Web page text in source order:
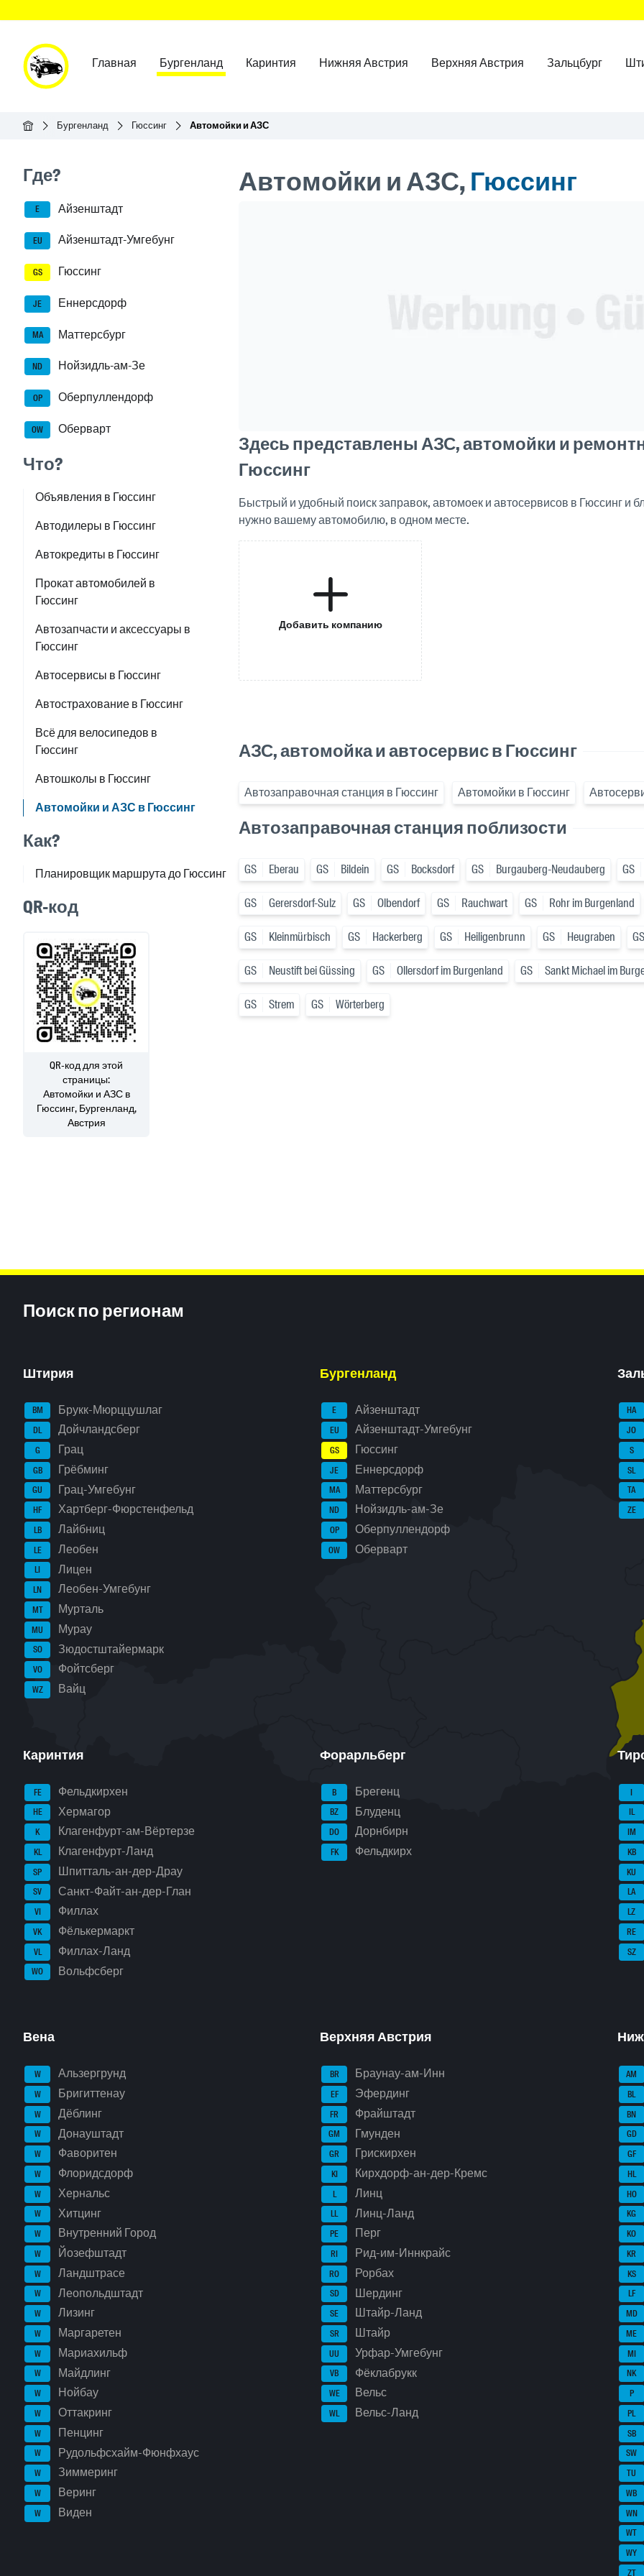
Главная Бургенланд Каринтия Нижняя Австрия Верхняя Австрия Зальцбург
ГлавнаяБургенланд Гюссинг Автомойки и АЗС
Seitenleisten-Navigation
Где?
E Айзенштадт
EU Айзенштадт-Умгебунг
GS Гюссинг
JE Еннерсдорф
MA Маттерсбург
ND Нойзидль-ам-Зе
OP Оберпуллендорф
OW Оберварт
Что?
Объявления в Гюссинг
Автодилеры в Гюссинг
Автокредиты в Гюссинг
Прокат автомобилей в
Гюссинг
Автозапчасти и аксессуары в
Гюссинг
Автосервисы в Гюссинг
Автострахование в Гюссинг
Всё для велосипедов в
Гюссинг
Автошколы в Гюссинг
Автомойки и АЗС в Гюссинг
Как?
Планировщик маршрута до Гюссинг
QR-код
QR-код для этой
страницы:
Автомойки и АЗСв
Гюссинг, Бургенланд,
Австрия
Автомойки и АЗС,Гюссинг
Здесь представлены АЗС, автомойки и
Гюссинг
Быстрый и удобный поиск заправок, автомоек и автосервисов в Гюссинг и
нужно вашему автомобилю, в одном месте.
Добавить компанию
АЗС, автомойка и автосервис в Гюссинг
Автозаправочная станция в Гюссинг Автомойки в Гюссинг
Автозаправочная станция поблизости
GS Eberau GS Bildein GS Bocksdorf GS Burgauberg-Neudauberg GS
GS Gerersdorf-Sulz GS Olbendorf GS Rauchwart GS Rohr im Burgenland
GS Kleinmürbisch GS Hackerberg GS Heiligenbrunn GS Heugraben GS
GS Neustift bei Güssing GS Ollersdorf im Burgenland GS Sankt Michael im
GS Strem GS Wörterberg
Поиск по регионам
Штирия
BM Брукк-Мюрццушлаг
DL Дойчландсберг
G Грац
GB Грёбминг
GU Грац-Умгебунг
HF Хартберг-Фюрстенфельд
LB Лайбниц
LE Леобен
LI Лицен
LN Леобен-Умгебунг
MT Мурталь
MU Мурау
SO Зюдостштайермарк
VO Фойтсберг
WZ Вайц
Бургенланд
E Айзенштадт
EU Айзенштадт-Умгебунг
GS Гюссинг
JE Еннерсдорф
MA Маттерсбург
ND Нойзидль-ам-Зе
OP Оберпуллендорф
OW Оберварт
HA
JO
S
SL
TA
ZE
Каринтия
FE Фельдкирхен
HE Хермагор
K Клагенфурт-ам-Вёртерзе
KL Клагенфурт-Ланд
SP Шпитталь-ан-дер-Драу
SV Санкт-Файт-ан-дер-Глан
VI Филлах
VK Фёлькермаркт
VL Филлах-Ланд
WO Вольфсберг
Форарльберг
B Брегенц
BZ Блуденц
DO Дорнбирн
FK Фельдкирх
I
IL
IM
KB
KU
LA
LZ
RE
SZ
Вена
W Альзергрунд
W Бригиттенау
W Дёблинг
W Донауштадт
W Фаворитен
W Флоридсдорф
W Хернальс
W Хитцинг
W Внутренний Город
W Йозефштадт
W Ландштрасе
W Леопольдштадт
W Лизинг
W Маргаретен
W Мариахильф
W Майдлинг
W Нойбау
W Оттакринг
W Пенцинг
W Рудольфсхайм-Фюнфхаус
W Зиммеринг
W Веринг
W Виден
Верхняя Австрия
BR Браунау-ам-Инн
EF Эфердинг
FR Фрайштадт
GM Гмунден
GR Грискирхен
KI Кирхдорф-ан-дер-Кремс
L Линц
LL Линц-Ланд
PE Перг
RI Рид-им-Иннкрайс
RO Рорбах
SD Шердинг
SE Штайр-Ланд
SR Штайр
UU Урфар-Умгебунг
VB Фёклабрукк
WE Вельс
WL Вельс-Ланд
AM
BL
BN
GD
GF
HL
HO
KG
KO
KR
KS
LF
MD
ME
MI
NK
P
PL
SB
SW
TU
WB
WN
WT
WY
ZT